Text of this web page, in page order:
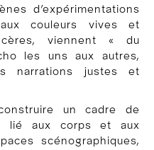
d’expérimentations
couleurs vives et
viennent « du
les uns aux autres,
narrations justes et
un cadre de
lié aux corps et aux
scénographiques,